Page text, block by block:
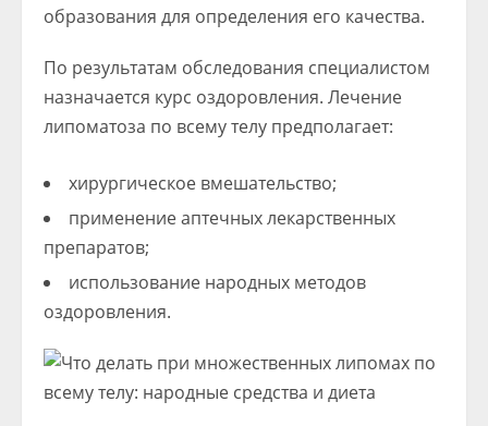
образования для определения его качества.
По результатам обследования специалистом
назначается курс оздоровления. Лечение
липоматоза по всему телу предполагает:
хирургическое вмешательство;
применение аптечных лекарственных
препаратов;
использование народных методов
оздоровления.